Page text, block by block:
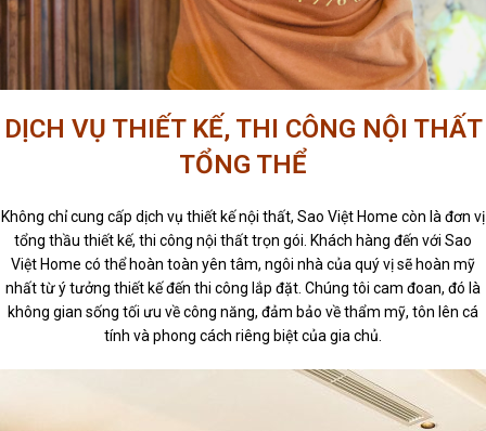
DỊCH VỤ THIẾT KẾ, THI CÔNG NỘI THẤT
TỔNG THỂ
Không chỉ cung cấp dịch vụ thiết kế nội thất, Sao Việt Home còn là đơn vị
tổng thầu thiết kế, thi công nội thất trọn gói. Khách hàng đến với Sao
Việt Home có thể hoàn toàn yên tâm, ngôi nhà của quý vị sẽ hoàn mỹ
nhất từ ý tưởng thiết kế đến thi công lắp đặt. Chúng tôi cam đoan, đó là
không gian sống tối ưu về công năng, đảm bảo về thẩm mỹ, tôn lên cá
tính và phong cách riêng biệt của gia chủ.